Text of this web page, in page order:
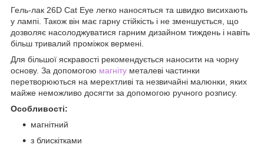
Гель-лак 26D Cat Eye легко наносяться та швидко висихають
у лампі. Також він має гарну стійкість і не зменшується, що
дозволяє насолоджуватися гарним дизайном тиждень і навіть
більш тривалий проміжок вермені.
Для більшої яскравості рекомендується наносити на чорну
основу. За допомогою магніту металеві частинки
перетворюються на мерехтливі та незвичайні малюнки, яких
майже неможливо досягти за допомогою ручного розпису.
Особливості:
магнітний
з блискітками